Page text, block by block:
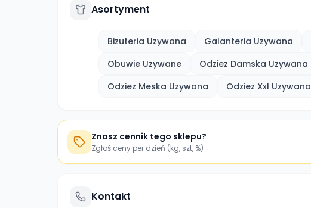
Asortyment
Bizuteria Uzywana Galanteria Uzywana
Obuwie Uzywane
Odziez Damska Uzywana
Odziez Meska Uzywana
Odziez Xxl Uzywana
Znasz cennik tego sklepu?
Zgłoś ceny per dzień (kg, szt, %)
Kontakt